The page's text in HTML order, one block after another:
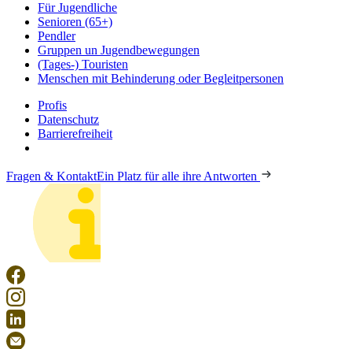
Für Jugendliche
Senioren (65+)
Pendler
Gruppen un Jugendbewegungen
(Tages-) Touristen
Menschen mit Behinderung oder Begleitpersonen
Profis
Datenschutz
Barrierefreiheit
Fragen & KontaktEin Platz für alle ihre Antworten